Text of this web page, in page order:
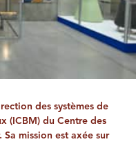
des systèmes de
(ICBM) du Centre des
mission est axée sur